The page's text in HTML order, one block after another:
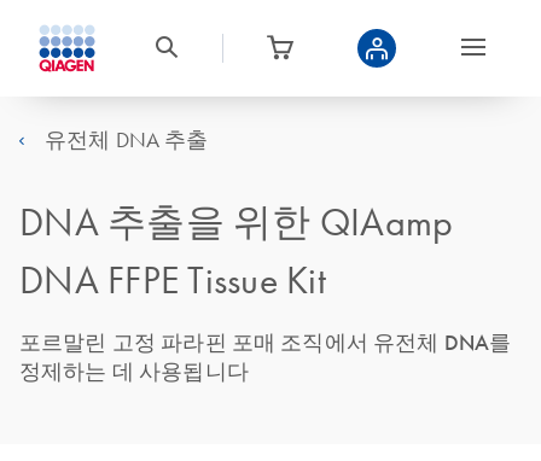
유전체 DNA 추출
DNA 추출을 위한 QIAamp
DNA FFPE Tissue Kit
포르말린 고정 파라핀 포매 조직에서 유전체 DNA를
정제하는 데 사용됩니다